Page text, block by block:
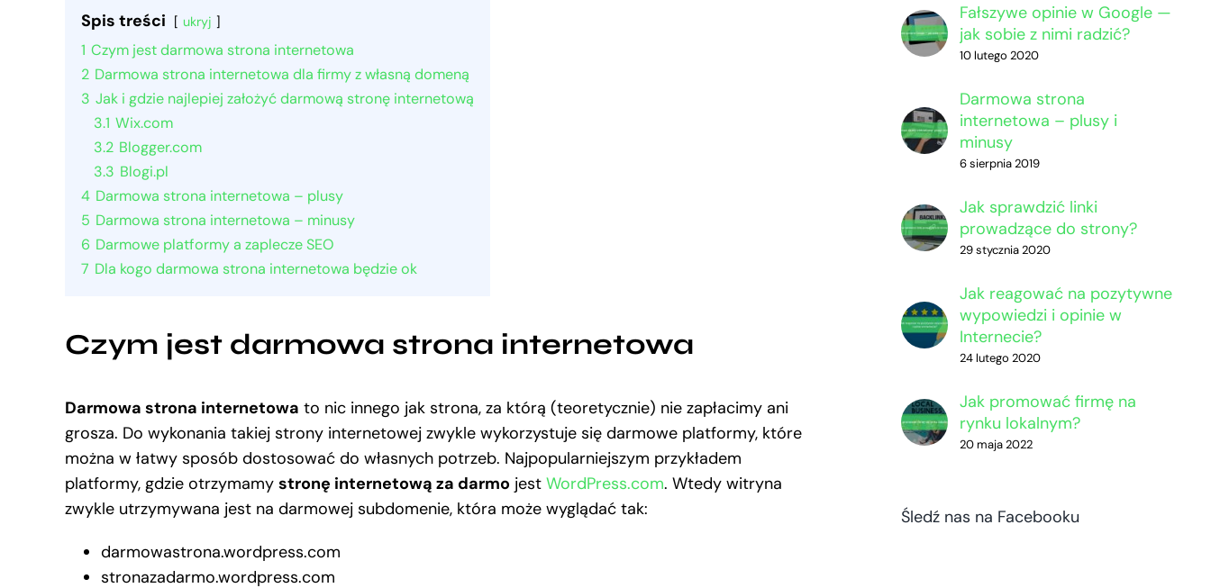
Spis treści ukryj
1 Czym jest darmowa strona internetowa
2 Darmowa strona internetowa dla firmy z własną domeną
3 Jak i gdzie najlepiej założyć darmową stronę internetową
3.1 Wix.com
3.2 Blogger.com
3.3 Blogi.pl
4 Darmowa strona internetowa – plusy
5 Darmowa strona internetowa – minusy
6 Darmowe platformy a zaplecze SEO
7 Dla kogo darmowa strona internetowa będzie ok
Czym jest darmowa strona internetowa
Darmowa strona internetowa to nic innego jak strona, za którą (teoretycznie) nie zapłacimy ani
grosza. Do wykonania takiej strony internetowej zwykle wykorzystuje się darmowe platformy, które
można w łatwy sposób dostosować do własnych potrzeb. Najpopularniejszym przykładem
platformy, gdzie otrzymamy stronę internetową za darmo jest WordPress.com. Wtedy witryna
zwykle utrzymywana jest na darmowej subdomenie, która może wyglądać tak:
darmowastrona.wordpress.com
stronazadarmo.wordpress.com
Fałszywe opinie w Google —
jak sobie z nimi radzić?
10 lutego 2020
Darmowa strona
internetowa – plusy i
minusy
6 sierpnia 2019
Jak sprawdzić linki
prowadzące do strony?
29 stycznia 2020
Jak reagować na pozytywne
wypowiedzi i opinie w
Internecie?
24 lutego 2020
Jak promować firmę na
rynku lokalnym?
20 maja 2022
Śledź nas na Facebooku